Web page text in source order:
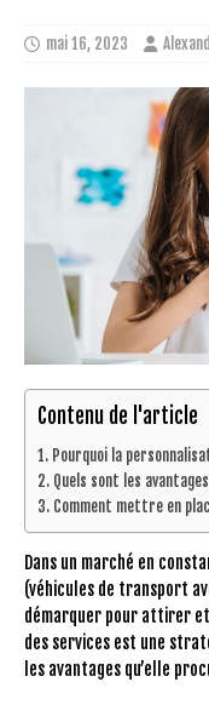
mai 16, 2023
Contenu de l'article
Pourquoi la
Quels sont les
Comment mettre en
Dans un marché en
(véhicules de transport
démarquer pour attirer
des services est une
les avantages qu’elle